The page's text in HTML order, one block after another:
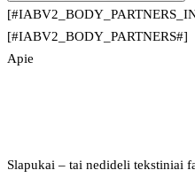
[#IABV2_BODY_PARTNERS#]
Apie
Slapukai – tai nedideli tekstiniai